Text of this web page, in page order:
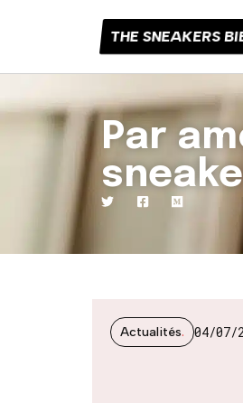
THE SNEAKERS
Par
Actualités. 04/07/